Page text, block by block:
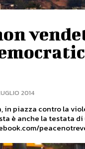
2014
in piazza contro la
è anche la testata